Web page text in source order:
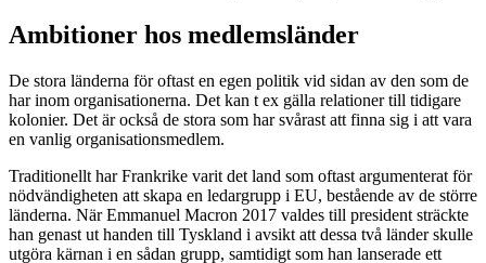
Ambitioner hos medlemsländer
De stora länderna för oftast en egen politik vid sidan av den som de
har inom organisationerna. Det kan t ex gälla relationer till tidigare
kolonier. Det är också de stora som har svårast att finna sig i att vara
en vanlig organisationsmedlem.
Traditionellt har Frankrike varit det land som oftast argumenterat för
nödvändigheten att skapa en ledargrupp i EU, bestående av de större
länderna. När Emmanuel Macron 2017 valdes till president sträckte
han genast ut handen till Tyskland i avsikt att dessa två länder skulle
utgöra kärnan i en sådan grupp, samtidigt som han lanserade ett